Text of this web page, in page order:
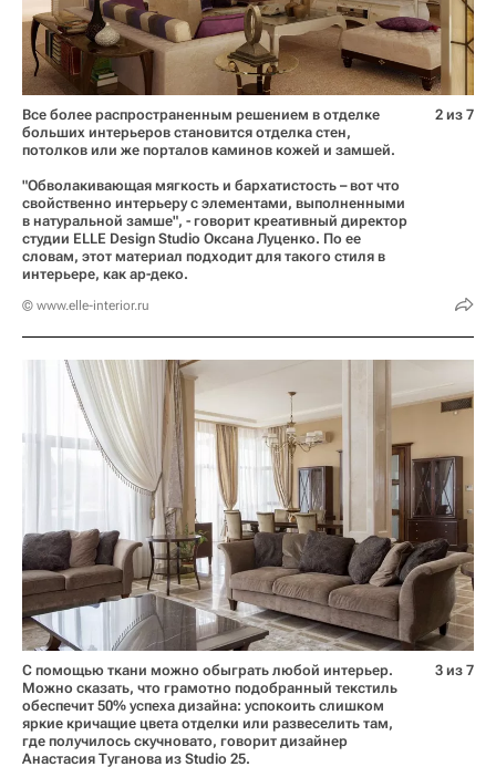
Все более распространенным решением в отделке
больших интерьеров становится отделка стен,
потолков или же порталов каминов кожей и замшей.
"Обволакивающая мягкость и бархатистость – вот что
свойственно интерьеру с элементами, выполненными
в натуральной замше", - говорит креативный директор
студии ELLE Design Studio Оксана Луценко. По ее
словам, этот материал подходит для такого стиля в
интерьере, как ар-деко.
© www.elle-interior.ru
2 из 7
С помощью ткани можно обыграть любой интерьер.
Можно сказать, что грамотно подобранный текстиль
обеспечит 50% успеха дизайна: успокоить слишком
яркие кричащие цвета отделки или развеселить там,
где получилось скучновато, говорит дизайнер
Анастасия Туганова из Studio 25.
3 из 7